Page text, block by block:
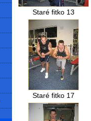
Staré fitko 13
Staré fitko 17